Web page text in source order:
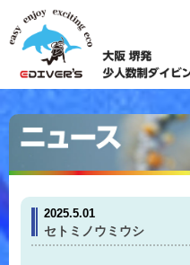
2025.5.01
セトミノウミウシ